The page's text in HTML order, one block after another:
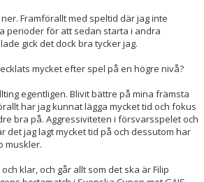
Framförallt med speltid där jag inte
perioder för att sedan starta i andra
gick det dock bra tycker jag.
mycket efter spel på en högre nivå?
egentligen. Blivit bättre på mina främsta
har jag kunnat lägga mycket tid och fokus
bra på. Aggressiviteten i försvarsspelet och
det jag lagt mycket tid på och dessutom har
muskler.
klar, och går allt som det ska är Filip